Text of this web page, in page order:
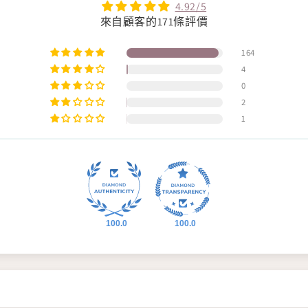
4.92/5
來自顧客的171條評價
164
4
0
2
1
100.0 100.0